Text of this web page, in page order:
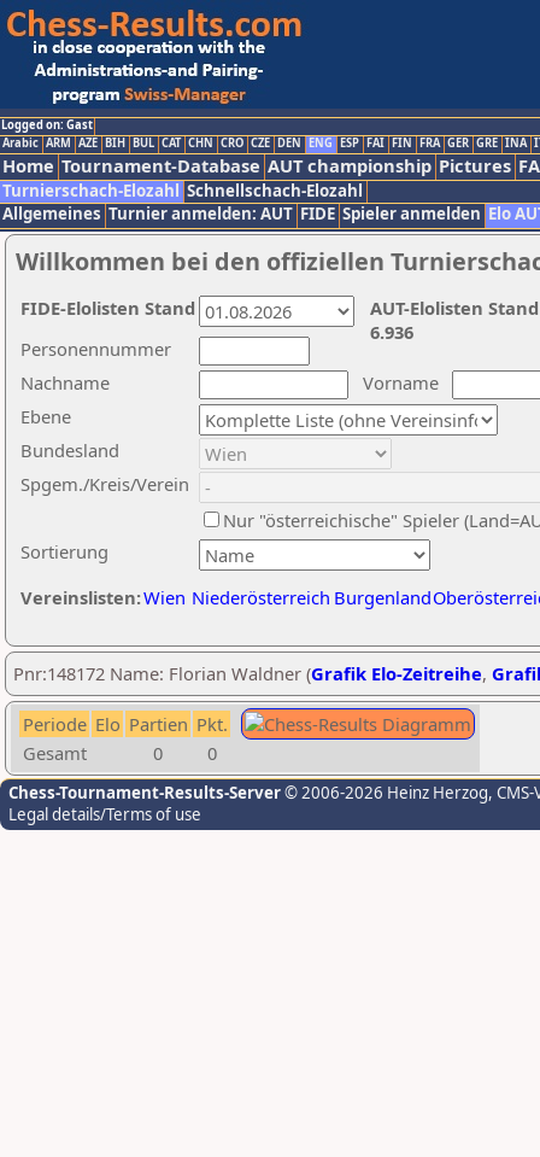
Logged on: Gast
Arabic ARM AZE BIH BUL CAT CHN CRO CZE DEN ENG ESP FAI FIN FRA GER GRE INA
Home Tournament-Database AUT championship Pictures
Turnierschach-Elozahl Schnellschach-Elozahl
Allgemeines Turnier anmelden: AUT FIDE Spieler anmelden Elo
Willkommen bei den offiziellen
Nachname
Vorname
Ebene
Sortierung
Personennummer
Bundesland
Spgem./Kreis/Verein
Nur "österreichische" Spieler
Vereinslisten:Wien Niederösterreich Burgenland
AUT-Elolisten
6.936
FIDE-Elolisten Stand
Pnr:148172 Name: Florian Waldner (Grafik Elo-Zeitreihe,
Periode Elo Partien Pkt.
Gesamt
0 0
Chess-Tournament-Results-Server© 2006-2026 Heinz Herzog,
Legal details/Terms of use